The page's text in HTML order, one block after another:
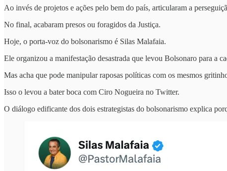
Ao invés de projetos e ações pelo bem do país, articularam a
No final, acabaram presos ou foragidos da Justiça.
Hoje, o porta-voz do bolsonarismo é Silas Malafaia.
Ele organizou a manifestação desastrada que levou Bolsonaro para a
Mas acha que pode manipular raposas políticas com os mesmos
Isso o levou a bater boca com Ciro Nogueira no Twitter.
O diálogo edificante dos dois estrategistas do bolsonarismo explica